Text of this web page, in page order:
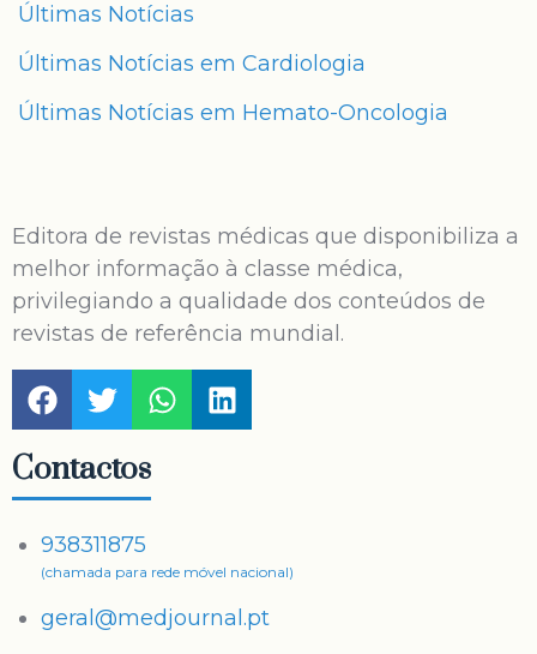
Últimas Notícias
Últimas Notícias em Cardiologia
Últimas Notícias em Hemato-Oncologia
Editora de revistas médicas que disponibiliza a
melhor informação à classe médica,
privilegiando a qualidade dos conteúdos de
revistas de referência mundial.
Contactos
938311875
(chamada para rede móvel nacional)
geral@medjournal.pt